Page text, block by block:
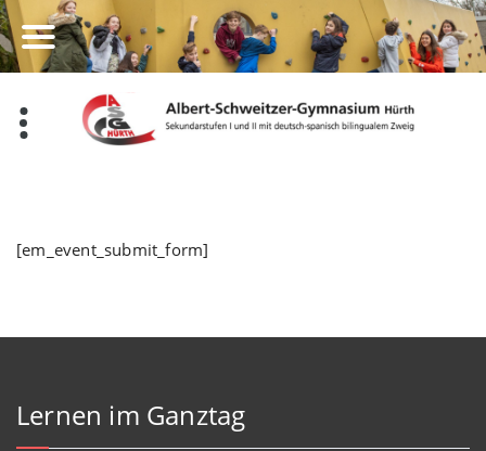
Zum
Inhalt
springen
[em_event_submit_form]
Lernen im Ganztag